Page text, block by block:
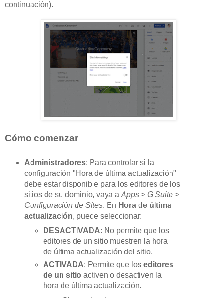
continuación).
Cómo comenzar
Administradores: Para controlar si la
configuración "Hora de última actualización"
debe estar disponible para los editores de los
sitios de su dominio, vaya a Apps > G Suite >
Configuración de Sites. En Hora de última
actualización, puede seleccionar:
DESACTIVADA: No permite que los
editores de un sitio muestren la hora
de última actualización del sitio.
ACTIVADA: Permite que loseditores
de un sitio activen o desactiven la
hora de última actualización.